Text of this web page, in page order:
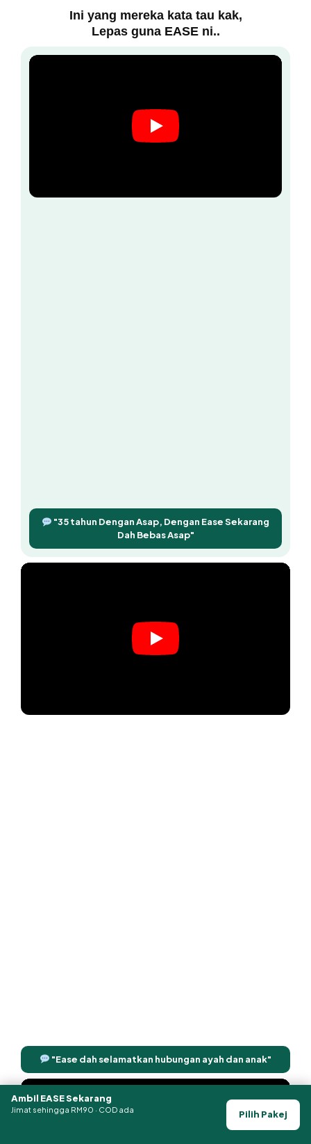
Ini yang mereka kata tau kak,
Lepas guna EASE ni..
"35 tahun Dengan Asap, Dengan Ease Sekarang
Dah Bebas Asap"
"Ease dah selamatkan hubungan ayah dan anak"
Ambil EASE Sekarang
Jimat sehingga RM90 · COD ada Pilih Pakej